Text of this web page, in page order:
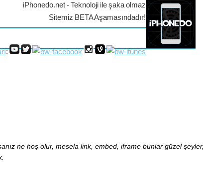
iPhonedo.net - Teknoloji ile şaka olmaz
Sitemiz BETA Aşamasındadır!
:
ne hoş olur, mesela link, embed, iframe bunlar güzel şeyler,